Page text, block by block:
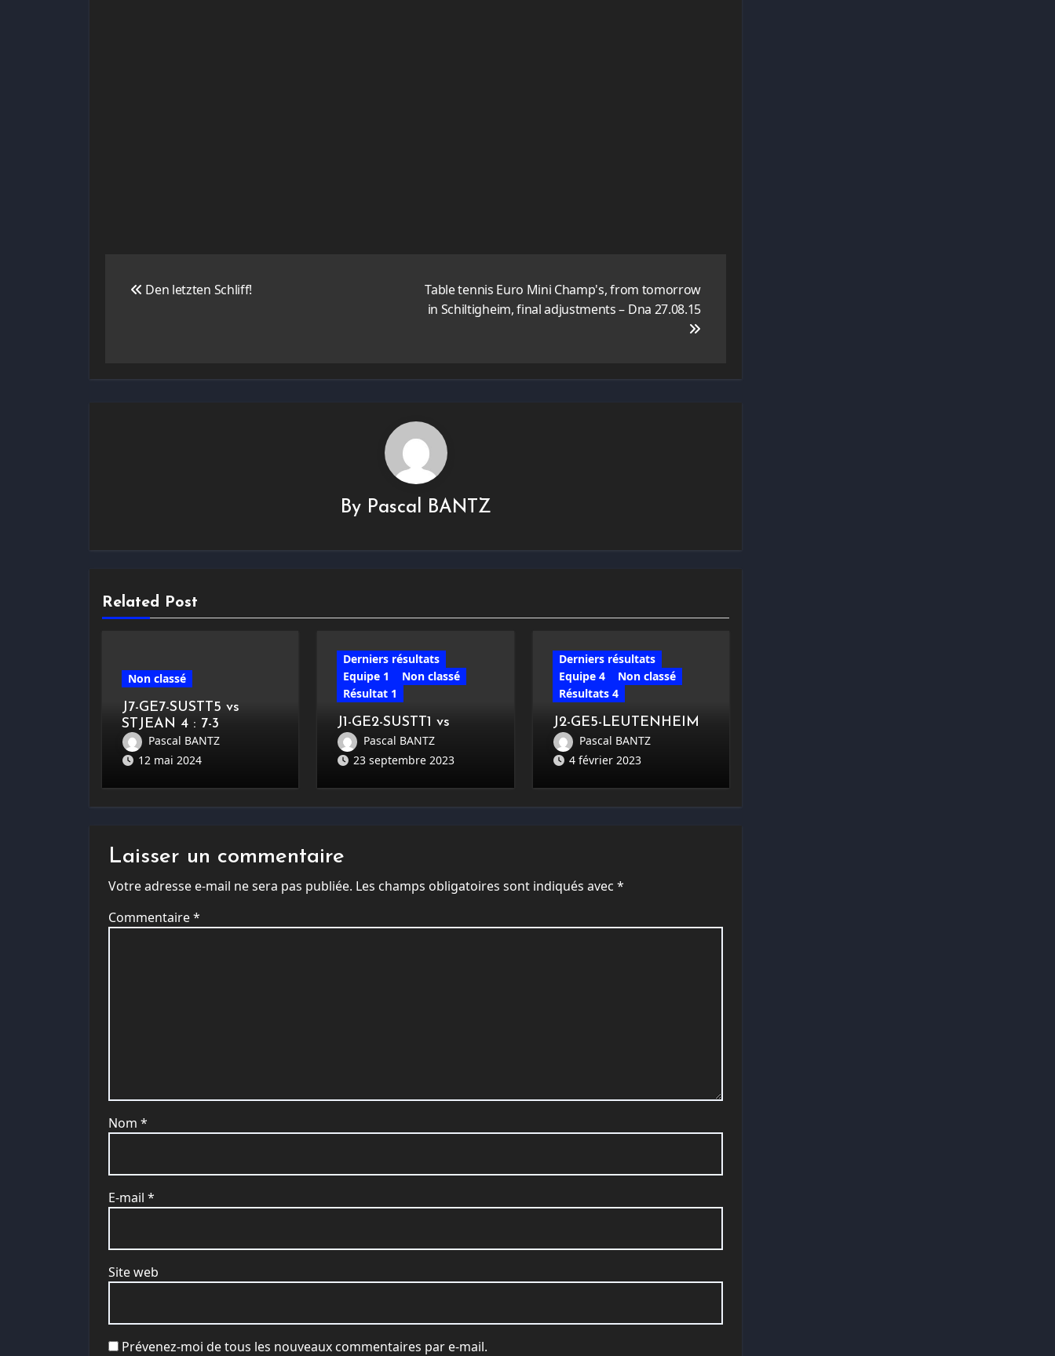
de
Den letzten Schliff!
Table tennis Euro Mini Champ's, from tomorrow
in Schiltigheim, final adjustments – Dna 27.08.15
By Pascal BANTZ
Related Post
Non classé
J7-GE7-SUSTT5 vs
STJEAN 4 : 7-3
Pascal BANTZ
12 mai 2024
Derniers résultats
Equipe 1
Non classé
Résultat 1
J1-GE2-SUSTT1 vs
KOCHERSBERG1 : 7-7
Pascal BANTZ
23 septembre 2023
Derniers résultats
Equipe 4
Non classé
Résultats 4
J2-GE5-LEUTENHEIM
CCT2 vs SUSTT4 : 3-11
Pascal BANTZ
4 février 2023
Laisser un commentaire
Votre adresse e-mail ne sera pas publiée. Les champs obligatoires sont indiqués avec *
Commentaire*
Nom *
E-mail *
Site web
Prévenez-moi de tous les nouveaux commentaires par e-mail.